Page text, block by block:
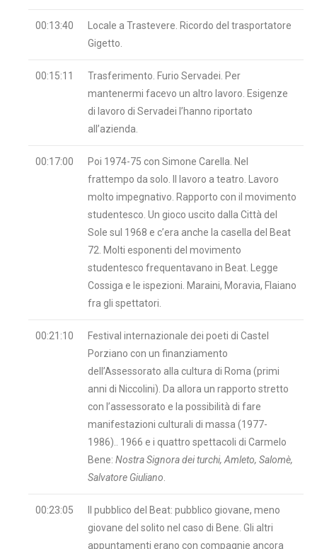
00:13:40
Locale a Trastevere. Ricordo del trasportatore
Gigetto.
00:15:11
Trasferimento. Furio Servadei. Per
mantenermi facevo un altro lavoro. Esigenze
di lavoro di Servadei l’hanno riportato
all’azienda.
00:17:00
Poi 1974-75 con Simone Carella. Nel
frattempo da solo. Il lavoro a teatro. Lavoro
molto impegnativo. Rapporto con il movimento
studentesco. Un gioco uscito dalla Città del
Sole sul 1968 e c’era anche la casella del Beat
72. Molti esponenti del movimento
studentesco frequentavano in Beat. Legge
Cossiga e le ispezioni. Maraini, Moravia, Flaiano
fra gli spettatori.
00:21:10
Festival internazionale dei poeti di Castel
Porziano con un finanziamento
dell’Assessorato alla cultura di Roma (primi
anni di Niccolini). Da allora un rapporto stretto
con l’assessorato e la possibilità di fare
manifestazioni culturali di massa (1977-
1986).. 1966 e i quattro spettacoli di Carmelo
Bene: Nostra Signora dei turchi, Amleto, Salomè,
Salvatore Giuliano
00:23:05
Il pubblico del Beat: pubblico giovane, meno
giovane del solito nel caso di Bene. Gli altri
appuntamenti erano con compagnie ancora